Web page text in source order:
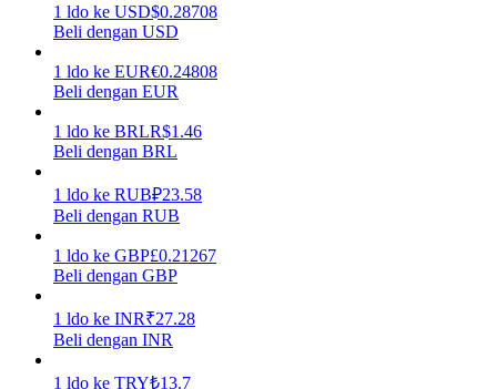
Babi Kekuatan
Mempertaruhkan
Pengembalian tinggi & akses instan
1 ldo ke USD$0.28708
Beli dengan USD
1 ldo ke EUR€0.24808
Beli dengan EUR
1 ldo ke BRLR$1.46
Beli dengan BRL
1 ldo ke RUB₽23.58
Beli dengan RUB
1 ldo ke GBP£0.21267
Beli dengan GBP
1 ldo ke INR₹27.28
Beli dengan INR
1 ldo ke TRY₺13.7